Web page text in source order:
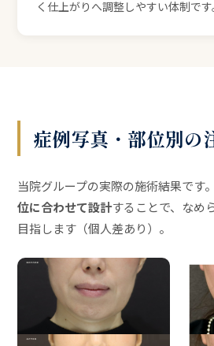
く仕上がりへ調整しやすい体制です
症例写真・部位別の
当院グループの実際の施術結果です。
位に合わせて設計することで、なめ
目指します（個人差あり）。